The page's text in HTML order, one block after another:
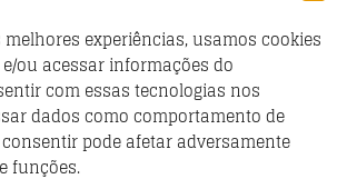
experiências, usamos cookies
ou acessar informações do
com essas tecnologias nos
dados como comportamento de
pode afetar adversamente
funções.